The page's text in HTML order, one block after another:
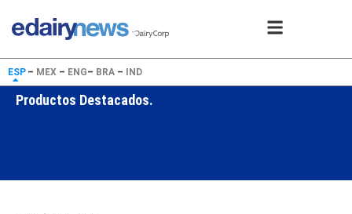
ESP– MEX – ENG– BRA – IND
Productos Destacados.